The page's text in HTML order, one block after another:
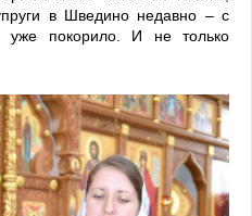
в Шведино недавно – с
покорило. И не только